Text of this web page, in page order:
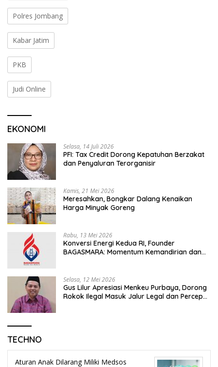
Polres Jombang
Kabar Jatim
PKB
Judi Online
EKONOMI
Selasa, 14 Juli 2026
PFI: Tax Credit Dorong Kepatuhan Berzakat
dan Penyaluran Terorganisir
Kamis, 21 Mei 2026
Meresahkan, Bongkar Dalang Kenaikan
Harga Minyak Goreng
Rabu, 13 Mei 2026
Konversi Energi Kedua RI, Founder
BAGASMARA: Momentum Kemandirian dan
Selasa, 12 Mei 2026
Gus Lilur Apresiasi Menkeu Purbaya, Dorong
Rokok Ilegal Masuk Jalur Legal dan Percepat
TECHNO
Aturan Anak Dilarang Miliki Medsos